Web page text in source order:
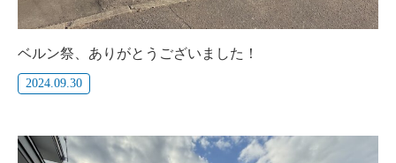
ベルン祭、ありがとうございました！
2024.09.30